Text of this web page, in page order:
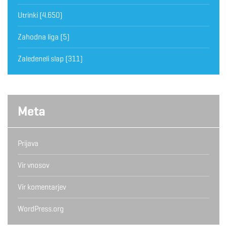
Utrinki (4.650)
Zahodna liga (5)
Zaledeneli slap (311)
Meta
Prijava
Vir vnosov
Vir komentarjev
WordPress.org